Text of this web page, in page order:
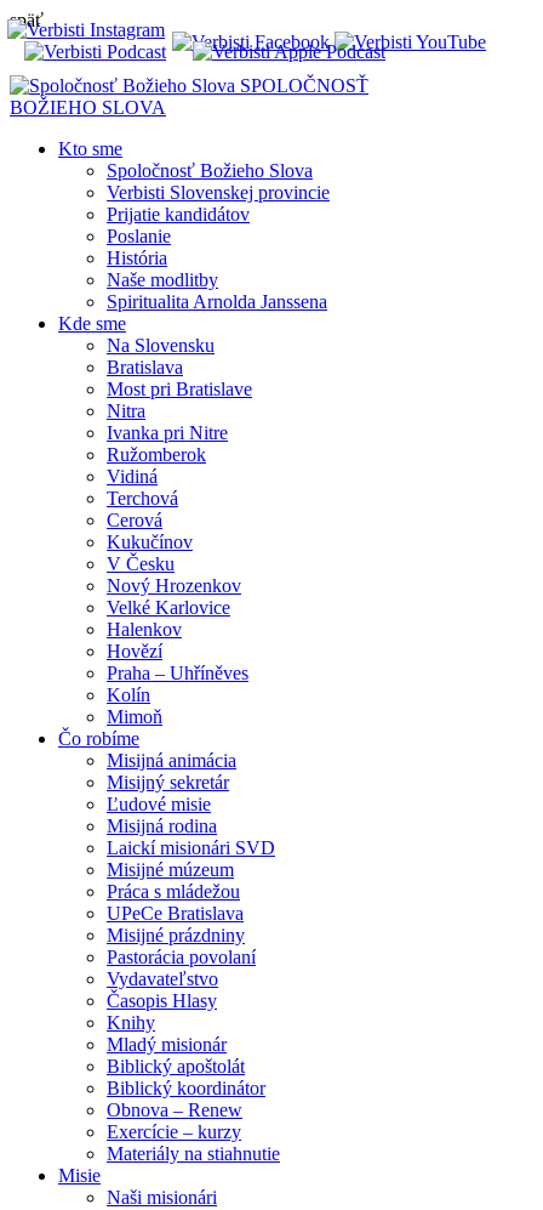
späť
SPOLOČNOSŤ
BOŽIEHO SLOVA
Kto sme
Spoločnosť Božieho Slova
Verbisti Slovenskej provincie
Prijatie kandidátov
Poslanie
História
Naše modlitby
Spiritualita Arnolda Janssena
Kde sme
Na Slovensku
Bratislava
Most pri Bratislave
Nitra
Ivanka pri Nitre
Ružomberok
Vidiná
Terchová
Cerová
Kukučínov
V Česku
Nový Hrozenkov
Velké Karlovice
Halenkov
Hovězí
Praha – Uhříněves
Kolín
Mimoň
Čo robíme
Misijná animácia
Misijný sekretár
Ľudové misie
Misijná rodina
Laickí misionári SVD
Misijné múzeum
Práca s mládežou
UPeCe Bratislava
Misijné prázdniny
Pastorácia povolaní
Vydavateľstvo
Časopis Hlasy
Knihy
Mladý misionár
Biblický apoštolát
Biblický koordinátor
Obnova – Renew
Exercície – kurzy
Materiály na stiahnutie
Misie
Naši misionári